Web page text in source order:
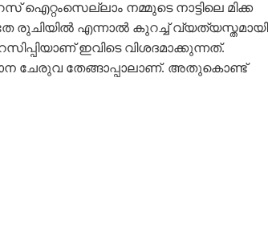
ഐറ്റംസെല്ലാം നമ്മുടെ നാട്ടിലെ മിക്ക
രുചിയിൽ എന്നാൽ കുറച്ച് വ്യത്യസ്തമായി
ഇവിടെ വിശദമാക്കുന്നത്.
ചേരുവ തേങ്ങാപ്പാലാണ്. അതുകൊണ്ട്